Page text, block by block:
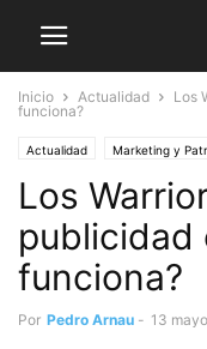
Inicio Actualidad
Los
funciona?
Actualidad Marketing y
Los
publicidad
funciona?
Por Pedro Arnau - 13